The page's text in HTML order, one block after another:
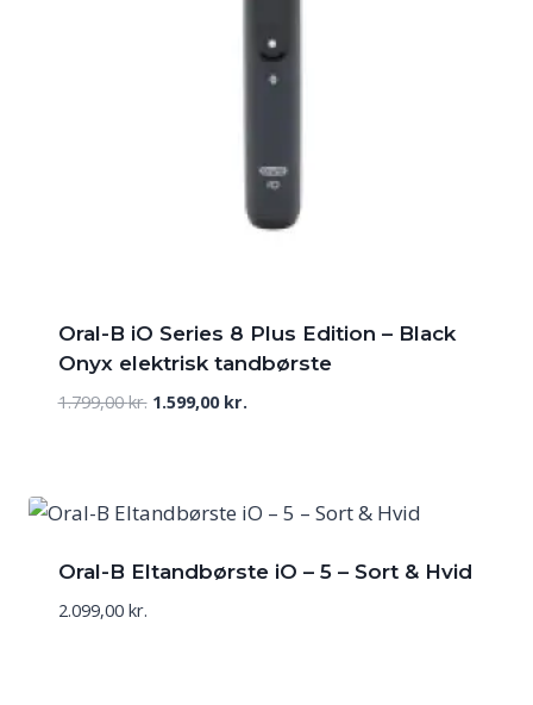
Oral-B iO Series 8 Plus Edition – Black
Onyx elektrisk tandbørste
1.799,00kr. Den
1.799,00 kr..
1.599,00 kr.Den
1.599,00 kr..
Oral-B Eltandbørste iO – 5 – Sort & Hvid
2.099,00 kr.